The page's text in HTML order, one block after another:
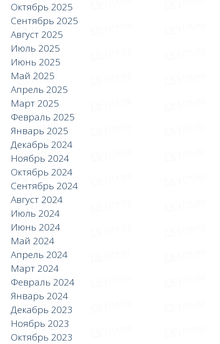
Октябрь 2025
Сентябрь 2025
Август 2025
Июль 2025
Июнь 2025
Май 2025
Апрель 2025
Март 2025
Февраль 2025
Январь 2025
Декабрь 2024
Ноябрь 2024
Октябрь 2024
Сентябрь 2024
Август 2024
Июль 2024
Июнь 2024
Май 2024
Апрель 2024
Март 2024
Февраль 2024
Январь 2024
Декабрь 2023
Ноябрь 2023
Октябрь 2023